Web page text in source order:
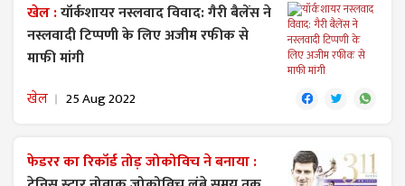
खेल :यॉर्कशायर नस्लवाद विवाद: गैरी बैलेंस ने
नस्लवादी टिप्पणी के लिए अजीम रफीक से
माफी मांगी
खेल 25 Aug 2022
फेडरर का रिकॉर्ड तोड़ जोकोविच ने बनाया :